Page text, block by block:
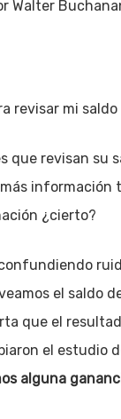
Walter
revisar mi
que revisan
¿cierto?
el saldo
que el
el estudio
alguna